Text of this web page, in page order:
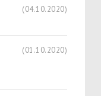
(04.10.2020)
(01.10.2020)